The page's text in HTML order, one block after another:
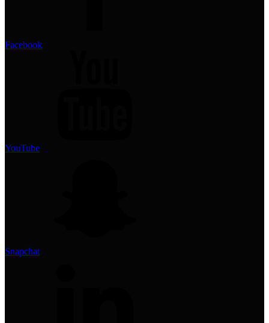
Facebook
YouTube
Snapchat